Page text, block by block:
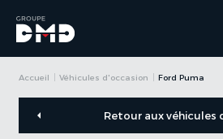
Accueil Véhicules d'occasion Ford Puma
Retour aux véhicules